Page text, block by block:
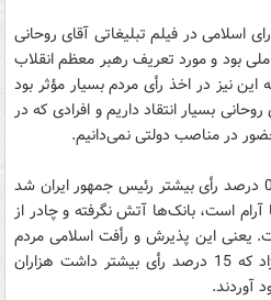
اسلامی در فیلم تبلیغاتی آقای روحانی
بود و مورد تعریف رهبر معظم انقلاب
این نیز در اخذ رأی مردم بسیار مؤثر بود
بسیار انتقاد داریم و افرادی که در
رسایی اذعان داشت: روحانی با 0.7 درصد رأی بیشتر رئیس جمهور ایران شد
آرام است، بانک‌ها آتش نگرفته و چادر از
یعنی این پذیرش و رأفت اسلامی مردم
را شامل شده است ولی احمدی‌نژاد که 15 درصد رأی بیشتر داشت هزاران
آوردند.